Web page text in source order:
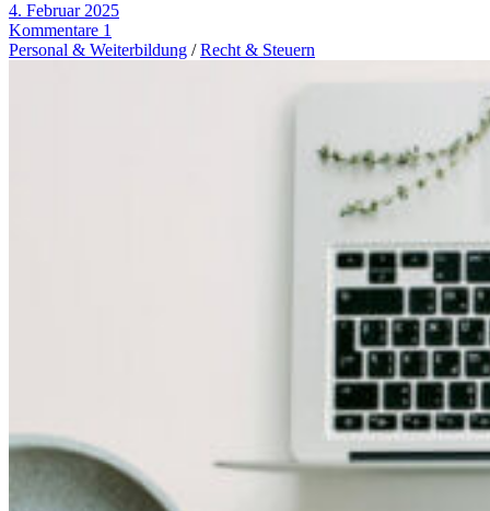
4. Februar 2025
Kommentare 1
Personal & Weiterbildung /Recht & Steuern